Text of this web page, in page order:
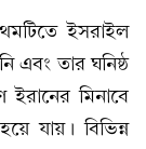
ইসরাইল
এবং তার ঘনিষ্ঠ
মিনাবে
যায়। বিভিন্ন